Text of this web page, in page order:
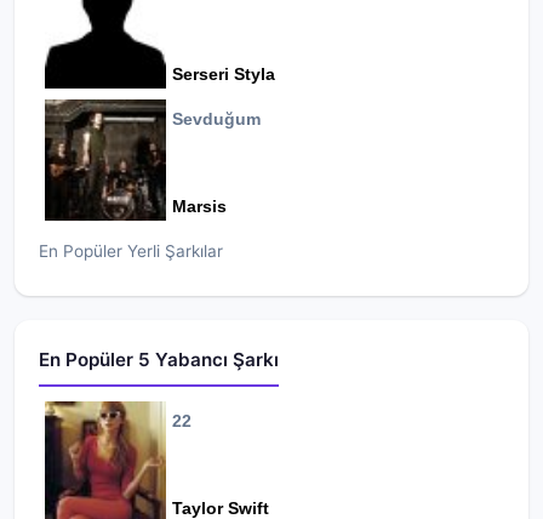
Serseri Styla
Sevduğum
Marsis
En Popüler Yerli Şarkılar
En Popüler 5 Yabancı Şarkı
22
Taylor Swift